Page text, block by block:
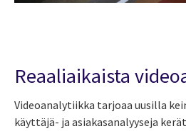
Reaaliaikaista
Videoanalytiikka tarjoaa uusilla
käyttäjä- ja asiakasanalyyseja